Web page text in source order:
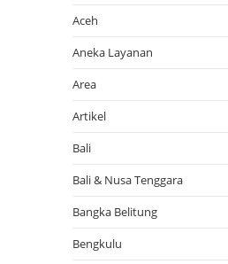
Aceh
Aneka Layanan
Area
Artikel
Bali
Bali & Nusa Tenggara
Bangka Belitung
Bengkulu